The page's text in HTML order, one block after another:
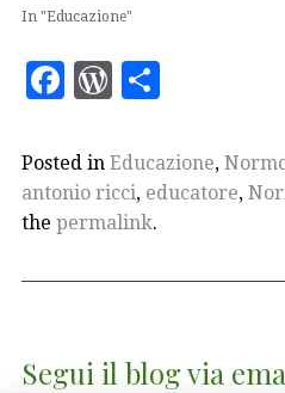
In "Educazione"
F
c
e
b
o
W
r
d
P
r
n
di
di
Posted in Educazione,
antonio ricci, educatore,
the permalink.
Segui il blog via